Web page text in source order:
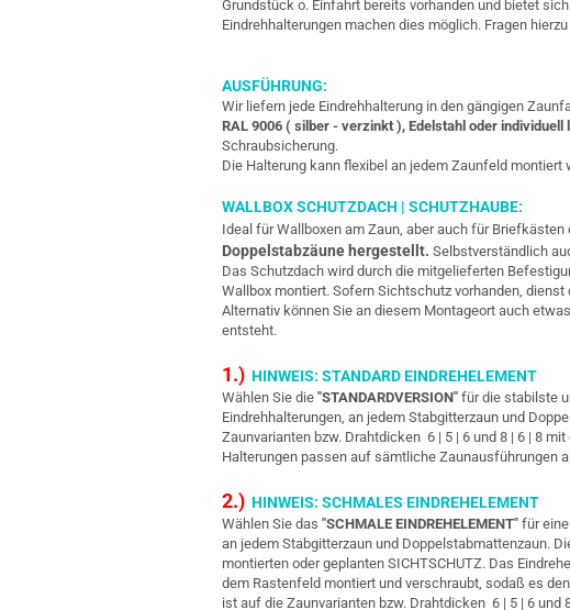
Grundstück o. Einfahrt bereits vorhanden und bietet
Eindrehhalterungen machen dies möglich. Fragen
AUSFÜHRUNG:
Wir liefern jede Eindrehhalterung in den gängigen
RAL 9006 ( silber - verzinkt ), Edelstahl oder individuell
Schraubsicherung.
Die Halterung kann flexibel an jedem Zaunfeld montiert
WALLBOX SCHUTZDACH | SCHUTZHAUBE:
Ideal für Wallboxen am Zaun, aber auch für Briefkästen
Doppelstabzäune hergestellt. Selbstverständlich
Das Schutzdach wird durch die mitgelieferten
Wallbox montiert. Sofern Sichtschutz vorhanden,
Alternativ können Sie an diesem Montageort auch
entsteht.
1.) HINWEIS: STANDARD EINDREHELEMENT
Wählen Sie die "STANDARDVERSION" für die stabilste
Eindrehhalterungen, an jedem Stabgitterzaun und
Zaunvarianten bzw. Drahtdicken 6 | 5 | 6 und 8 | 6 | 8
Halterungen passen auf sämtliche Zaunausführungen
2.) HINWEIS: SCHMALES EINDREHELEMENT
Wählen Sie das "SCHMALE EINDREHELEMENT" für
an jedem Stabgitterzaun und Doppelstabmattenzaun.
montierten oder geplanten SICHTSCHUTZ. Das
dem Rastenfeld montiert und verschraubt, sodaß es
ist auf die Zaunvarianten bzw. Drahtdicken 6 | 5 | 6 und